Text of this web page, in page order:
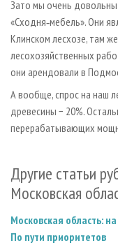
Зато мы очень довольны
«Сходня‑мебель». Они
Клинском лесхозе, там
лесохозяйственных
они арендовали в
А вообще, спрос на наш
древесины − 20%.
перерабатывающих
Другие статьи
Московская
Московская область:
По пути приоритетов